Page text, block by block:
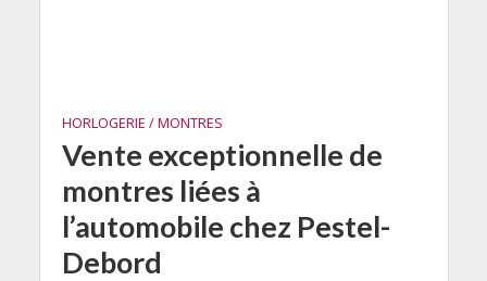
HORLOGERIE / MONTRES
Vente exceptionnelle de
montres liées à
l’automobile chez Pestel-
Debord